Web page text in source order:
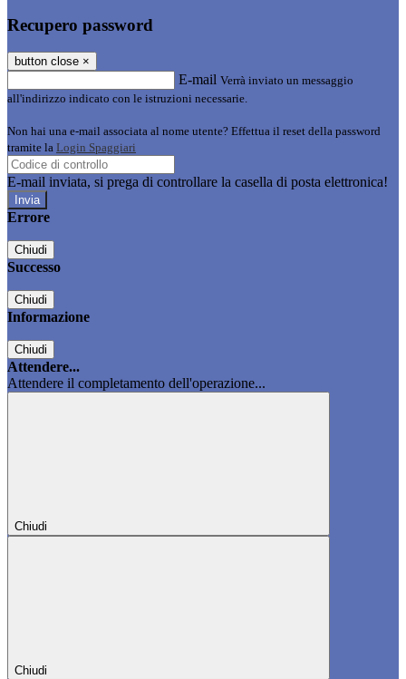
Recupero password
button close ×
E-mail Verrà inviato un messaggio
all'indirizzo indicato con le istruzioni necessarie.
Non hai una e-mail associata al nome utente? Effettua il reset della password
tramite la Login Spaggiari
E-mail inviata, si prega di controllare la casella di posta elettronica!
Errore
Chiudi
Successo
Chiudi
Informazione
Chiudi
Attendere...
Attendere il completamento dell'operazione...
Chiudi
Chiudi